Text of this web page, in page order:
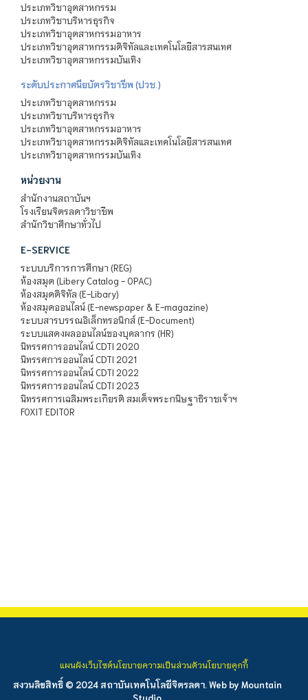
ประเภทวิชาอุตสาหกรรม
ประเภทวิชาบริหารธุรกิจ
ประเภทวิชาอุตสาหกรรมอาหาร
ประเภทวิชาอุตสาหกรรมดิจิทัลและเทคโนโลยีสารสนเทศ
ประเภทวิชาอุตสาหกรรมบันเทิง
ระดับประกาศนียบัตรวิชาชีพ (ปวช.)
ประเภทวิชาอุตสาหกรรม
ประเภทวิชาบริหารธุรกิจ
ประเภทวิชาอุตสาหกรรมอาหาร
ประเภทวิชาอุตสาหกรรมดิจิทัลและเทคโนโลยีสารสนเทศ
ประเภทวิชาอุตสาหกรรมบันเทิง
หน่วยงาน
สำนักงานสถาบันฯ
โรงเรียนจิตรลดาวิชาชีพ
สำนักวิชาศึกษาทั่วไป
E-SERVICE
ระบบบริการการศึกษา (REG)
ห้องสมุด (Libery Catalog - OPAC)
ห้องสมุดดิจิทัล (E-Libary)
ห้องสมุดออนไลน์ (E-newspaper & E-magazine)
ระบบสารบรรณอิเล็กทรอนิกส์ (E-Document)
ระบบแสดงผลออนไลน์ของบุคลากร (HR)
นิทรรศการออนไลน์ CDTI 2020
นิทรรศการออนไลน์ CDTI 2021
นิทรรศการออนไลน์ CDTI 2022
นิทรรศการออนไลน์ CDTI 2023
นิทรรศการเฉลิมพระเกียรติ สมเด็จพระกนิษฐาธิราชเจ้าฯ
FOXIT EDITOR
สงวนลิขสิทธิ์ © 2024 สถาบันเทคโนโลยีจิตรลดา. Web by Mountain
แผนผังเว็บไซต์นโยบายความเป็นส่วนตัวนโยบายคุกกี้